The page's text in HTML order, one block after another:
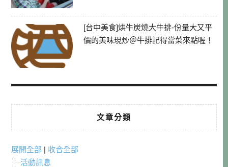
[台中美食]烘牛炭燒大牛排-份量大又平
價的美味現炒＠牛排記得當菜來點喔！
文章分類
展開全部 | 收合全部
活動訊息